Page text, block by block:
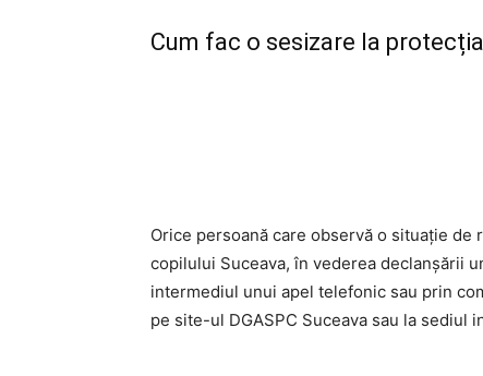
Cum fac o sesizare la
Orice persoană care observă o situație
copilului Suceava, în vederea declanșării
intermediul unui apel telefonic sau prin
pe site-ul DGASPC Suceava sau la sediul